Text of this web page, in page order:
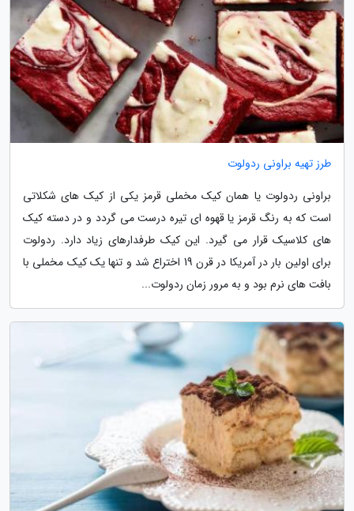
طرز تهیه براونی ردولوت
براونی ردولوت یا همان کیک مخملی قرمز یکی از کیک های شکلاتی
است که به رنگ قرمز یا قهوه ای تیره درست می گردد و در دسته کیک
های کلاسیک قرار می گیرد. این کیک طرفدارهای زیاد دارد. ردولوت
برای اولین بار در آمریکا در قرن 19 اختراع شد و تنها یک کیک مخملی با
بافت های نرم بود و به مرور زمان ردولوت...